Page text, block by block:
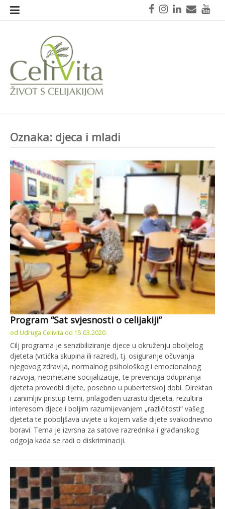
Skoči
FacebookInstagram
LinkedIn
Mail
Oznaka: djeca i mladi
Program “Sat svjesnosti o celijakiji”
od Udruga Celivita od 15.03.2020.
Cilj programa je senzibiliziranje djece u okruženju oboljelog
djeteta (vrtićka skupina ili razred), tj. osiguranje očuvanja
njegovog zdravlja, normalnog psihološkog i emocionalnog
razvoja, neometane socijalizacije, te prevencija odupiranja
djeteta provedbi dijete, posebno u pubertetskoj dobi. Direktan
i zanimljiv pristup temi, prilagođen uzrastu djeteta, rezultira
interesom djece i boljim razumijevanjem „različitosti“ vašeg
djeteta te poboljšava uvjete u kojem vaše dijete svakodnevno
boravi. Tema je izvrsna za satove razrednika i građanskog
odgoja kada se radi o diskriminaciji.